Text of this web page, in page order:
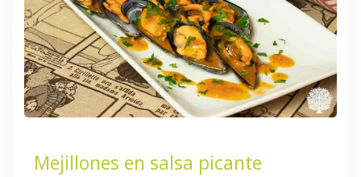
Mejillones en salsa picante